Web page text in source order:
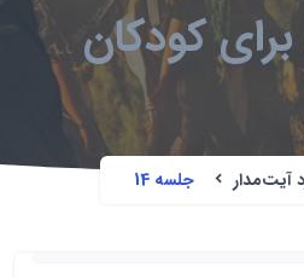
کودکان
آیت‌مدار جلسه 14